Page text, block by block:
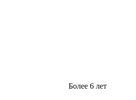
Более 6 лет